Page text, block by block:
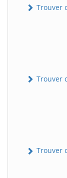
Trouver
Trouver
Trouver